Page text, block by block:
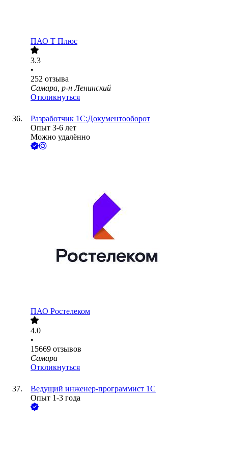
ПАО Т Плюс
3.3
•
252 отзыва
Самара, р-н Ленинский
Откликнуться
Разработчик 1С:Документооборот
Опыт 3-6 лет
Можно удалённо
ПАО Ростелеком
4.0
•
15669 отзывов
Самара
Откликнуться
Ведущий инженер-программист 1С
Опыт 1-3 года